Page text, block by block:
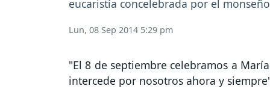
eucaristía concelebrada por el
Lun, 08 Sep 2014 5:29 pm
"El 8 de septiembre celebramos a
intercede por nosotros ahora y